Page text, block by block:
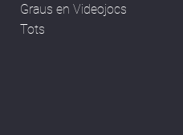
Graus en Videojocs
Tots